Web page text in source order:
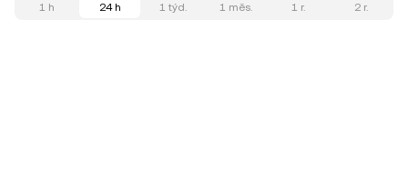
1 h 24 h 1 týd. 1 měs. 1 r. 2 r.